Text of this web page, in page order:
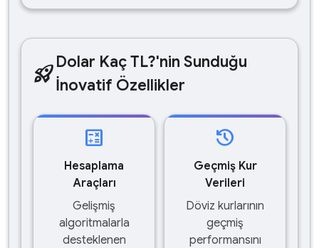
rocket_launchDolar Kaç TL?'nin Sunduğu
İnovatif Özellikler
calculate
Hesaplama
Araçları
Gelişmiş
algoritmalarla
desteklenen
history
Geçmiş Kur
Verileri
Döviz kurlarının
geçmiş
performansını